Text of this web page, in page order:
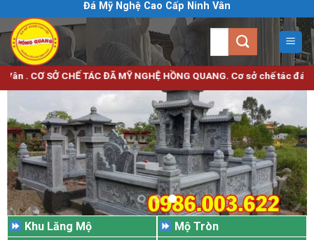
qua
nội
dung
Đá Mỹ Nghệ Cao Cấp Ninh Vân
SỞ CHẾ TÁC ĐÃ MỸ NGHỆ HỒNG QUANG. Cơ sở chế tác đá
Khu Lăng Mộ
Mộ Tròn